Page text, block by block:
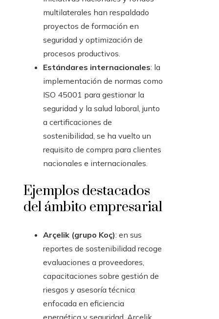
multilaterales han respaldado
proyectos de formación en
seguridad y optimización de
procesos productivos.
Estándares internacionales: la
implementación de normas como
ISO 45001 para gestionar la
seguridad y la salud laboral, junto
a certificaciones de
sostenibilidad, se ha vuelto un
requisito de compra para clientes
nacionales e internacionales.
Ejemplos destacados
del ámbito empresarial
Arçelik (grupo Koç): en sus
reportes de sostenibilidad recoge
evaluaciones a proveedores,
capacitaciones sobre gestión de
riesgos y asesoría técnica
enfocada en eficiencia